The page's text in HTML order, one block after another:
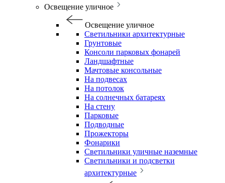
Освещение уличное
Освещение уличное
Светильники архитектурные
Грунтовые
Консоли парковых фонарей
Ландшафтные
Мачтовые консольные
На подвесах
На потолок
На солнечных батареях
На стену
Парковые
Подводные
Прожекторы
Фонарики
Светильники уличные наземные
Светильники и подсветки
архитектурные